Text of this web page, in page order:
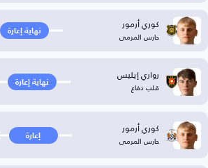
كوري أرمور
حارس المرمى نهاية إعارة
رواري إيليس
قلب دفاع نهاية إعارة
كوري أرمور
حارس المرمى إعارة